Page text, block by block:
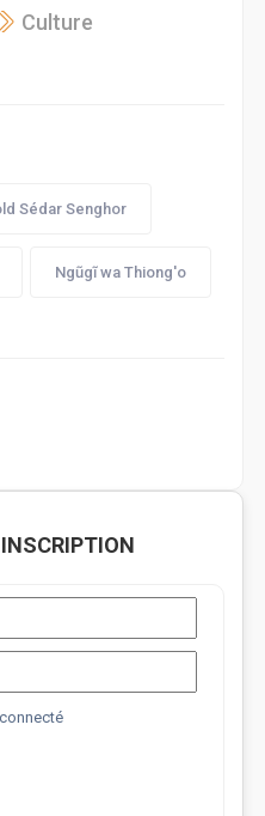
Culture
Sédar Senghor
Ngũgĩ wa Thiong'o